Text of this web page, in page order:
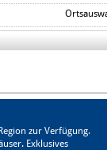
zur Verfügung.
Exklusives